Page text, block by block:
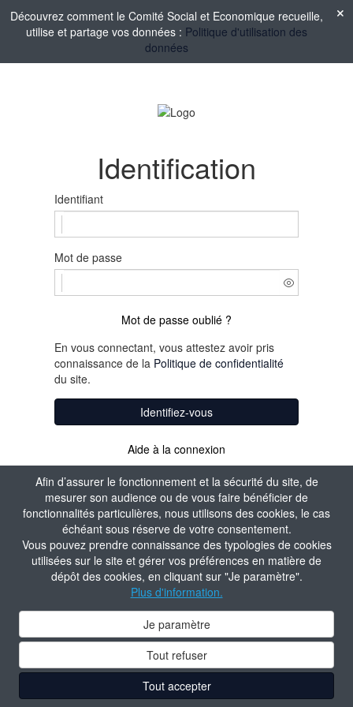
Afin d’assurer le fonctionnement et la sécurité du site, de
mesurer son audience ou de vous faire bénéficier de
fonctionnalités particulières, nous utilisons des cookies, le cas
échéant sous réserve de votre consentement.
Vous pouvez prendre connaissance des typologies de cookies
utilisées sur le site et gérer vos préférences en matière de
dépôt des cookies, en cliquant sur "Je paramètre".
Plus d'information.
Je paramètre
Tout refuser
Tout accepter
Découvrez comment le Comité Social et Economique recueille,
utilise et partage vos données : Politique d'utilisation des
données
Identification
Identifiant
Mot de passe
Mot de passe oublié ?
En vous connectant, vous attestez avoir pris
connaissance de la Politique de confidentialité
du site.
Identifiez-vous
Aide à la connexion